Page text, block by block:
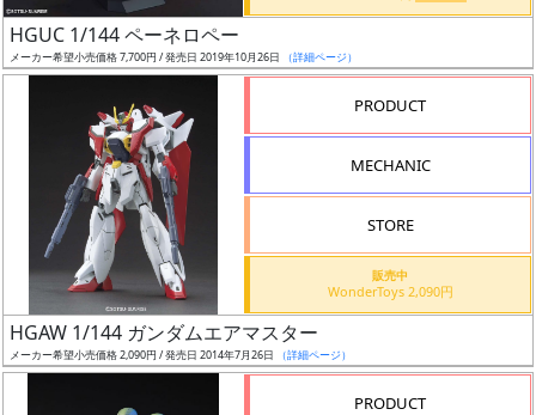
日
発
売
対象
ギ
ャ
ラ
HGUC 1/144 ペーネロペー
メーカー希望小売価格 7,700円 / 発売日 2019年10月26日 （詳細ページ）
PRODUCT
MECHANIC
STORE
販売中
WonderToys 2,090円
HGAW 1/144 ガンダムエアマスター
メーカー希望小売価格 2,090円 / 発売日 2014年7月26日 （詳細ページ）
PRODUCT